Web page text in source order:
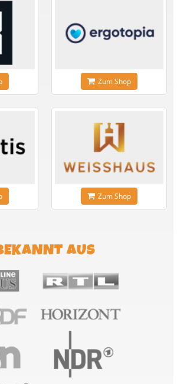
Zum Shop
Zum Shop
AUS